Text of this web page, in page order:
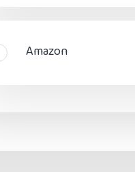
Amazon